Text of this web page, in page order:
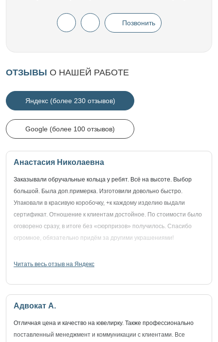
Позвонить
ОТЗЫВЫ О НАШЕЙ РАБОТЕ
Яндекс (более 230 отзывов)
Google (более 100 отзывов)
Анастасия Николаевна
Заказывали обручальные кольца у ребят. Всё на высоте. Выбор
большой. Была доп.примерка. Изготовили довольно быстро.
Упаковали в красивую коробочку, +к каждому изделию выдали
сертификат. Отношение к клиентам достойное. По стоимости было
оговорено сразу, в итоге без «сюрпризов» получилось. Спасибо
огромное, обязательно придём за другими украшениями!
Читать весь отзыв на Яндекс
Адвокат А.
Отличная цена и качество на ювелирку. Также профессионально
поставленный менеджмент и коммуникации с клиентами. Все